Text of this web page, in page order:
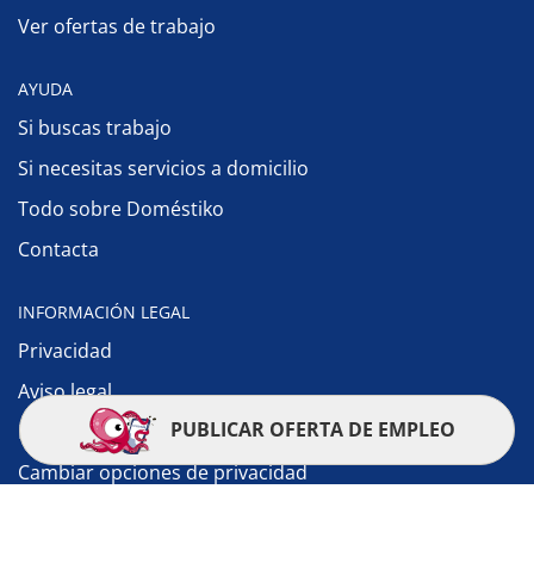
Ver ofertas de trabajo
AYUDA
Si buscas trabajo
Si necesitas servicios a domicilio
Todo sobre Doméstiko
Contacta
INFORMACIÓN LEGAL
Privacidad
Aviso legal
Política de cookies
Cambiar opciones de privacidad
PUBLICAR OFERTA DE EMPLEO